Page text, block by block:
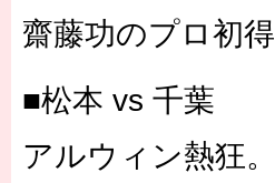
齋藤功のプロ初
■松本 vs 千葉
アルウィン熱狂